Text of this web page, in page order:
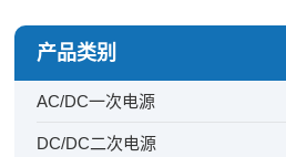
产品类别
AC/DC一次电源
DC/DC二次电源